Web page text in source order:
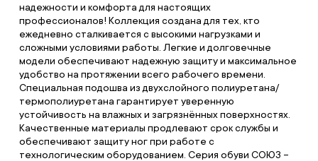
надежности и комфорта для настоящих
профессионалов! Коллекция создана для тех, кто
ежедневно сталкивается с высокими нагрузками и
сложными условиями работы. Легкие и долговечные
модели обеспечивают надежную защиту и максимальное
удобство на протяжении всего рабочего времени.
Специальная подошва из двухслойного полиуретана/
термополиуретана гарантирует уверенную
устойчивость на влажных и загрязнённых поверхностях.
Качественные материалы продлевают срок службы и
обеспечивают защиту ног при работе с
технологическим оборудованием. Серия обуви СОЮЗ –